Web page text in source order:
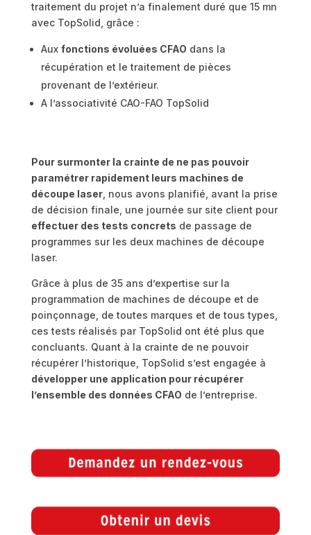
traitement du projet n’a finalement duré que 15 mn
avec TopSolid, grâce :
Aux fonctions évoluées CFAO dans la
récupération et le traitement de pièces
provenant de l’extérieur.
A l’associativité CAO-FAO TopSolid
Pour surmonter la crainte de ne pas pouvoir
paramétrer rapidement leurs machines de
découpe laser, nous avons planifié, avant la prise
de décision finale, une journée sur site client pour
effectuer des tests concrets de passage de
programmes sur les deux machines de découpe
laser.
Grâce à plus de 35 ans d’expertise sur la
programmation de machines de découpe et de
poinçonnage, de toutes marques et de tous types,
ces tests réalisés par TopSolid ont été plus que
concluants. Quant à la crainte de ne pouvoir
récupérer l’historique, TopSolid s’est engagée à
développer une application pour récupérer
l’ensemble des données CFAO de l’entreprise.